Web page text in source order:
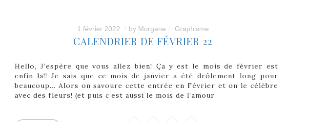
1 février 2022 by Morgane Graphisme
CALENDRIER DE FÉVRIER 22
Hello, J’espère que vous allez bien! Ça y est le mois de février est
enfin la!! Je sais que ce mois de janvier a été drôlement long pour
beaucoup… Alors on savoure cette entrée en Février et on le célèbre
avec des fleurs! (et puis c’est aussi le mois de l’amour